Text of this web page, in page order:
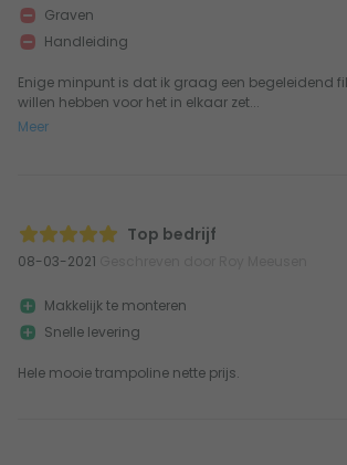
Enige minpunt is dat ik graag een begeleidend
willen hebben voor het in elkaar zet...
Meer
Graven
Handleiding
Top bedrijf
08-03-2021
Hele mooie trampoline nette prijs.
Makkelijk te monteren
Snelle levering